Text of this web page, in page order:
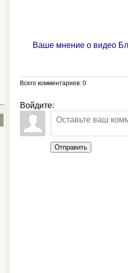
Ваше мнение о видео
Всего комментариев: 0
Войдите:
Отправить